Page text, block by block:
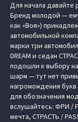
Для начала давайте
Бренд молодой —
как «Воя»)
автомобильной
марки три
DREAM и седан
подошли к выбору
шарм — тут нет
нагромождения
для обозначения
вслушайтесь: ФРИ /
мечта, СТРАСТЬ /